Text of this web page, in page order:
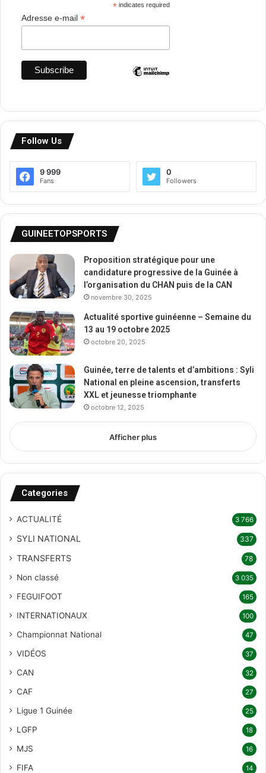
*indicates required
Adresse e-mail *
Follow Us
9 999
Fans
0
Followers
GUINEETOPSPORTS
Proposition stratégique pour une
candidature progressive de la Guinée à
l’organisation du CHAN puis de la CAN
novembre 30, 2025
Actualité sportive guinéenne – Semaine du
13 au 19 octobre 2025
octobre 20, 2025
Guinée, terre de talents et d’ambitions : Syli
National en pleine ascension, transferts
XXL et jeunesse triomphante
octobre 12, 2025
Afficher plus
Categories
ACTUALITÉ 3 766
SYLI NATIONAL 337
TRANSFERTS 78
Non classé 3 035
FEGUIFOOT 165
INTERNATIONAUX 100
Championnat National 47
VIDÉOS 37
CAN 32
CAF 27
Ligue 1 Guinée 25
LGFP 18
MJS 16
FIFA 14